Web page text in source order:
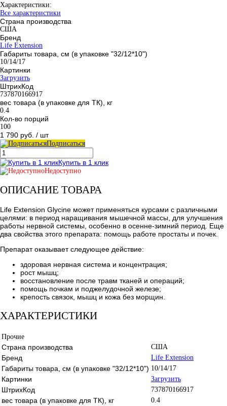
Характеристики:
Все характеристики
Страна производства
США
Бренд
Life Extension
Габариты товара, см (в упаковке "32/12*10")
10/14/17
Картинки
Загрузить
ШтрихКод
737870166917
вес товара (в упаковке для ТК), кг
0.4
Кол-во порций
100
1 790 руб. / шт
Подписаться
Купить в 1 клик
Недоступно
ОПИСАНИЕ ТОВАРА
Life Extension Glycine может применяться курсами с различными
целями: в период наращивания мышечной массы, для улучшения
работы нервной системы, особенно в осенне-зимний период. Еще
два свойства этого препарата: помощь работе простаты и почек.
Препарат оказывает следующее действие:
здоровая нервная система и концентрация;
рост мышц;
восстановление после травм тканей и операций;
помощь почкам и поджелудочной железе;
крепость связок, мышц и кожа без морщин.
ХАРАКТЕРИСТИКИ
Прочие
Страна производства США
Бренд Life Extension
Габариты товара, см (в упаковке "32/12*10") 10/14/17
Картинки Загрузить
ШтрихКод 737870166917
вес товара (в упаковке для ТК), кг 0.4